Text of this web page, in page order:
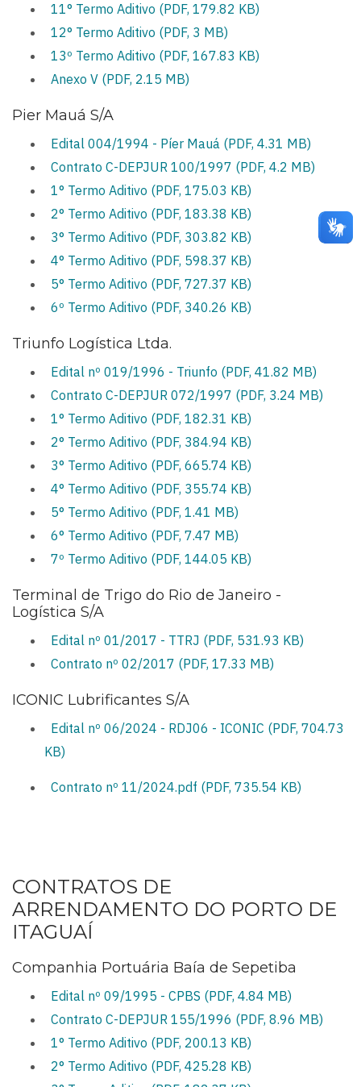
11° Termo Aditivo (PDF, 179.82 KB)
12° Termo Aditivo (PDF, 3 MB)
13º Termo Aditivo (PDF, 167.83 KB)
Anexo V (PDF, 2.15 MB)
Pier Mauá S/A
Edital 004/1994 - Píer Mauá (PDF, 4.31 MB)
Contrato C-DEPJUR 100/1997 (PDF, 4.2 MB)
1° Termo Aditivo (PDF, 175.03 KB)
2° Termo Aditivo (PDF, 183.38 KB)
3° Termo Aditivo (PDF, 303.82 KB)
4° Termo Aditivo (PDF, 598.37 KB)
5° Termo Aditivo (PDF, 727.37 KB)
6º Termo Aditivo (PDF, 340.26 KB)
Triunfo Logística Ltda.
Edital nº 019/1996 - Triunfo (PDF, 41.82 MB)
Contrato C-DEPJUR 072/1997 (PDF, 3.24 MB)
1° Termo Aditivo (PDF, 182.31 KB)
2° Termo Aditivo (PDF, 384.94 KB)
3° Termo Aditivo (PDF, 665.74 KB)
4° Termo Aditivo (PDF, 355.74 KB)
5° Termo Aditivo (PDF, 1.41 MB)
6° Termo Aditivo (PDF, 7.47 MB)
7º Termo Aditivo (PDF, 144.05 KB)
Terminal de Trigo do Rio de Janeiro -
Logística S/A
Edital nº 01/2017 - TTRJ (PDF, 531.93 KB)
Contrato nº 02/2017 (PDF, 17.33 MB)
ICONIC Lubrificantes S/A
Edital nº 06/2024 - RDJ06 - ICONIC (PDF, 704.73
KB)
Contrato nº 11/2024.pdf (PDF, 735.54 KB)
CONTRATOS DE
ARRENDAMENTO DO PORTO DE
ITAGUAÍ
Companhia Portuária Baía de Sepetiba
Edital nº 09/1995 - CPBS (PDF, 4.84 MB)
Contrato C-DEPJUR 155/1996 (PDF, 8.96 MB)
1° Termo Aditivo (PDF, 200.13 KB)
2° Termo Aditivo (PDF, 425.28 KB)